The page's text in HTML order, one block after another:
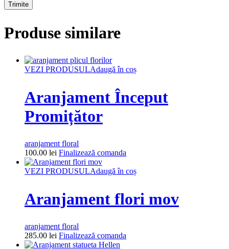
Produse similare
VEZI PRODUSULAdaugă în coș
Aranjament Început
Promițător
aranjament floral
100.00 lei Finalizează comanda
VEZI PRODUSULAdaugă în coș
Aranjament flori mov
aranjament floral
285.00 lei Finalizează comanda